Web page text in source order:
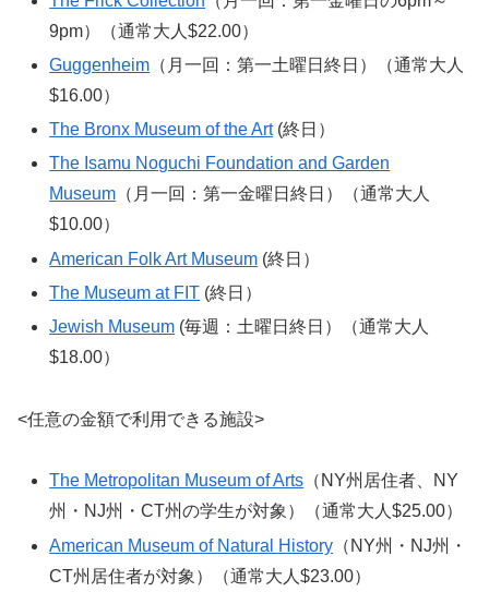
9pm）（通常大人$22.00）
Guggenheim （月一回：第一土曜日終日）（通常大人
$16.00）
The Bronx Museum of the Art(終日）
The Isamu Noguchi Foundation and Garden
Museum （月一回：第一金曜日終日）（通常大人
$10.00）
American Folk Art Museum (終日）
The Museum at FIT (終日）
Jewish Museum (毎週：土曜日終日）（通常大人
$18.00）
<任意の金額で利用できる施設>
The Metropolitan Museum of Arts （NY州居住者、NY
州・NJ州・CT州の学生が対象）（通常大人$25.00）
American Museum of Natural History （NY州・NJ州・
CT州居住者が対象）（通常大人$23.00）